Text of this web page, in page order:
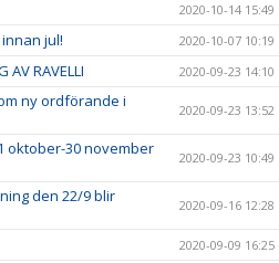
2020-10-14 15:49
jul! 2020-10-07 10:19
AV RAVELLI 2020-09-23 14:10
ny ordförande i
2020-09-23 13:52
oktober-30 november
2020-09-23 10:49
den 22/9 blir
2020-09-16 12:28
2020-09-09 16:25